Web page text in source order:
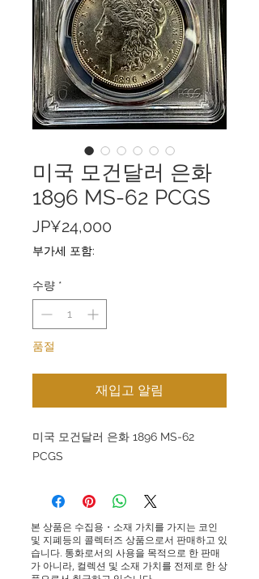
미국 모건달러 은화
1896 MS-62 PCGS
JP¥24,000
부가세 포함:
수량 *
품절
재입고 알림
미국 모건달러 은화 1896 MS-62
PCGS
본 상품은 수집용・소재 가치를 가지는 코인
및 지폐등의 콜렉터즈 상품으로서 판매하고 있
습니다. 통화로서의 사용을 목적으로 한 판매
가 아니라, 컬렉션 및 소재 가치를 전제로 한 상